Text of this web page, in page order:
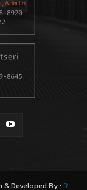
& Developed By : R